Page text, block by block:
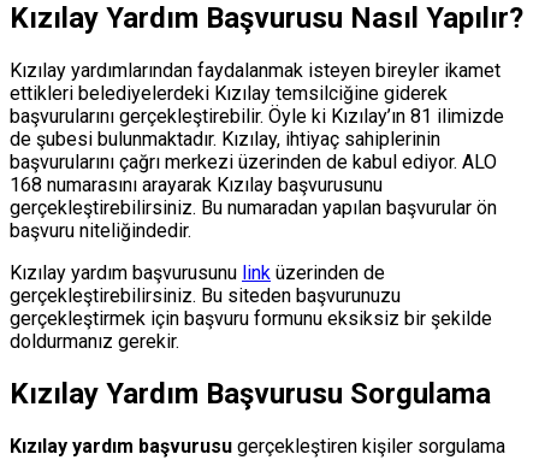
Kızılay Yardım Başvurusu Nasıl Yapılır?
Kızılay yardımlarından faydalanmak isteyen bireyler ikamet
ettikleri belediyelerdeki Kızılay temsilciğine giderek
başvurularını gerçekleştirebilir. Öyle ki Kızılay’ın 81 ilimizde
de şubesi bulunmaktadır. Kızılay, ihtiyaç sahiplerinin
başvurularını çağrı merkezi üzerinden de kabul ediyor. ALO
168 numarasını arayarak Kızılay başvurusunu
gerçekleştirebilirsiniz. Bu numaradan yapılan başvurular ön
başvuru niteliğindedir.
Kızılay yardım başvurusunu link üzerinden de
gerçekleştirebilirsiniz. Bu siteden başvurunuzu
gerçekleştirmek için başvuru formunu eksiksiz bir şekilde
doldurmanız gerekir.
Kızılay Yardım Başvurusu Sorgulama
Kızılay yardım başvurusu gerçekleştiren kişiler sorgulama